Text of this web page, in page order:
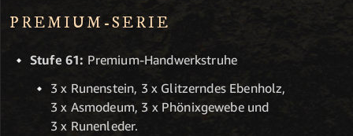
PREMIUM-SERIE
Stufe 61: Premium-Handwerkstruhe
3 x Runenstein, 3 x Glitzerndes Ebenholz,
3 x Asmodeum, 3 x Phönixgewebe und
3 x Runenleder.